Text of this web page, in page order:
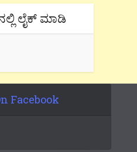
ಲೈಕ್ ಮಾಡಿ
Facebook